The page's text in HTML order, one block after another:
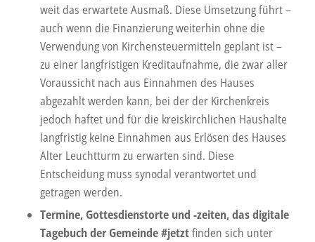
weit das erwartete Ausmaß. Diese Umsetzung führt –
auch wenn die Finanzierung weiterhin ohne die
Verwendung von Kirchensteuermitteln geplant ist –
zu einer langfristigen Kreditaufnahme, die zwar aller
Voraussicht nach aus Einnahmen des Hauses
abgezahlt werden kann, bei der der Kirchenkreis
jedoch haftet und für die kreiskirchlichen Haushalte
langfristig keine Einnahmen aus Erlösen des Hauses
Alter Leuchtturm zu erwarten sind. Diese
Entscheidung muss synodal verantwortet und
getragen werden.
Termine, Gottesdienstorte und -zeiten, das digitale
Tagebuch der Gemeinde #jetztfinden sich unter